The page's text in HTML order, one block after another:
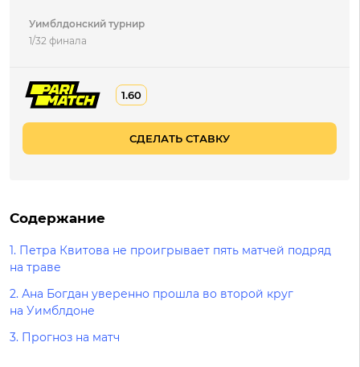
Уимблдонский турнир
1/32 финала
1.60
СДЕЛАТЬ СТАВКУ
Содержание
1. Петра Квитова не проигрывает пять матчей подряд
на траве
2. Ана Богдан уверенно прошла во второй круг
на Уимблдоне
3. Прогноз на матч